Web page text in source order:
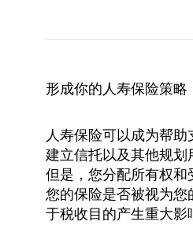
形成你的人寿保险策略
人寿保险可以成为帮助
建立信托以及其他规划
但是，您分配所有权和
您的保险是否被视为您
于税收目的产生重大影